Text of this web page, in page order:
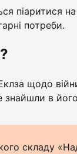
піаритися
потреби.
щодо війни
в
складу